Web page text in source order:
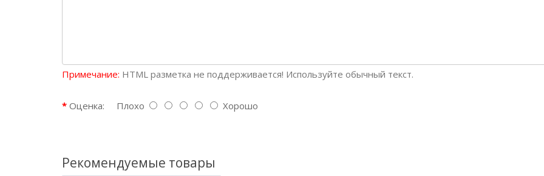
Примечание: HTML разметка не поддерживается! Используйте обычный текст.
Оценка: Плохо Хорошо
Рекомендуемые товары